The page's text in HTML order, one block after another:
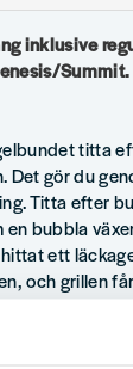
inklusive
Summit.
titta
Det gör du
Titta efter
en bubbla
ett
och grillen
läckaget